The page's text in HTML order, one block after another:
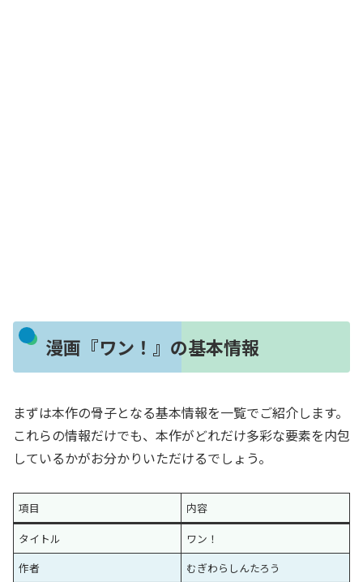
漫画『ワン！』の基本情報
まずは本作の骨子となる基本情報を一覧でご紹介します。
これらの情報だけでも、本作がどれだけ多彩な要素を内包
しているかがお分かりいただけるでしょう。
項目
内容
タイトル
ワン！
作者
むぎわらしんたろう